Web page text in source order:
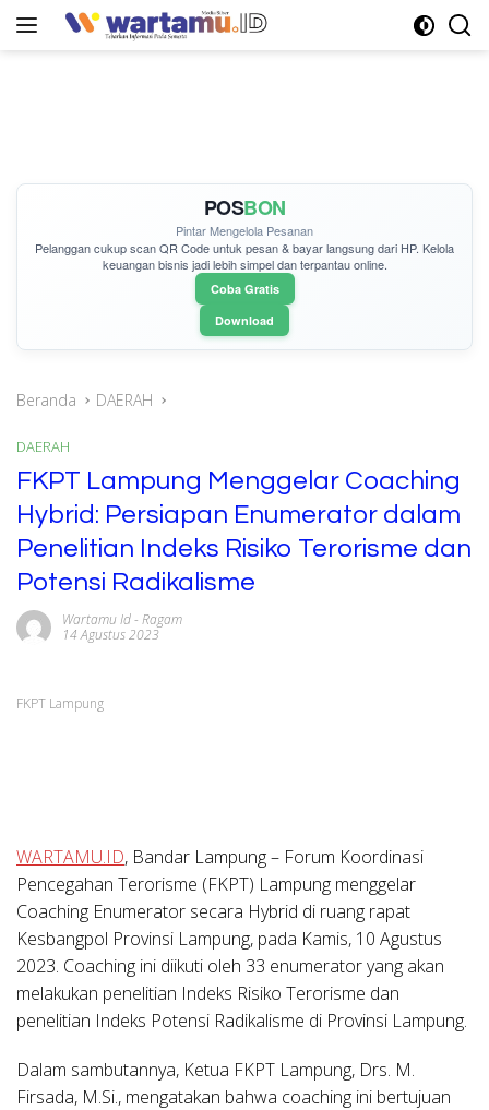
POSBON
Pintar Mengelola Pesanan
Pelanggan cukupscan QR Codeuntuk pesan & bayar langsung dari HP. Kelola
keuangan bisnis jadi lebih simpel dan terpantau online.
Coba Gratis
Download
Beranda DAERAH
DAERAH
FKPT Lampung Menggelar Coaching
Hybrid: Persiapan Enumerator dalam
Penelitian Indeks Risiko Terorisme dan
Potensi Radikalisme
Wartamu Id- Ragam
14 Agustus 2023
FKPT Lampung
WARTAMU.ID, Bandar Lampung – Forum Koordinasi
Pencegahan Terorisme (FKPT) Lampung menggelar
Coaching Enumerator secara Hybrid di ruang rapat
Kesbangpol Provinsi Lampung, pada Kamis, 10 Agustus
2023. Coaching ini diikuti oleh 33 enumerator yang akan
melakukan penelitian Indeks Risiko Terorisme dan
penelitian Indeks Potensi Radikalisme di Provinsi Lampung.
Dalam sambutannya, Ketua FKPT Lampung, Drs. M.
Firsada, M.Si., mengatakan bahwa coaching ini bertujuan